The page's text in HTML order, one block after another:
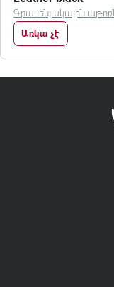
Գրասենյակային
Առկա չէ